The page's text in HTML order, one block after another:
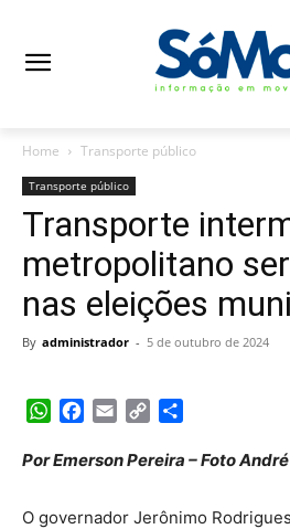
Home Transporte público
Transporte público
Transporte
metropolitano
nas eleições
By administrador - 5 de outubro de 2024
WhatsApp
Facebook
Email Copy
Por Emerson Pereira – Foto
O governador Jerônimo